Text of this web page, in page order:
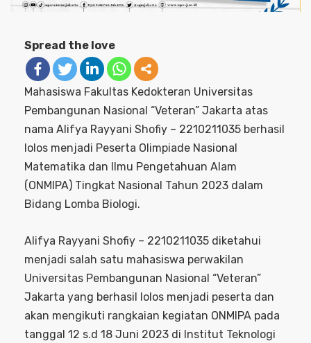
Spread the love
Mahasiswa Fakultas Kedokteran Universitas
Pembangunan Nasional “Veteran” Jakarta atas
nama Alifya Rayyani Shofiy – 2210211035 berhasil
lolos menjadi Peserta Olimpiade Nasional
Matematika dan Ilmu Pengetahuan Alam
(ONMIPA) Tingkat Nasional Tahun 2023 dalam
Bidang Lomba Biologi.
Alifya Rayyani Shofiy – 2210211035 diketahui
menjadi salah satu mahasiswa perwakilan
Universitas Pembangunan Nasional “Veteran”
Jakarta yang berhasil lolos menjadi peserta dan
akan mengikuti rangkaian kegiatan ONMIPA pada
tanggal 12 s.d 18 Juni 2023 di Institut Teknologi